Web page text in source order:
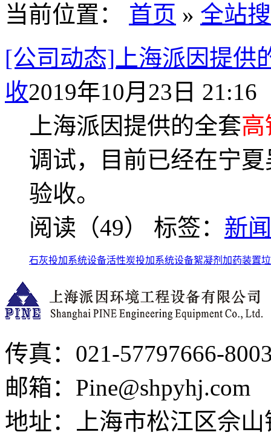
当前位置： 首页 » 全站
[公司动态]上海派因提供
收2019年10月23日 21:16
上海派因提供的全套
调试，目前已经在宁
验收。
阅读（49） 标签： 新
石灰投加系统设备活性炭投加系统设备絮凝剂加药装置
传真：021-57797666-
邮箱：Pine@shpyhj.com
地址：上海市松江区佘